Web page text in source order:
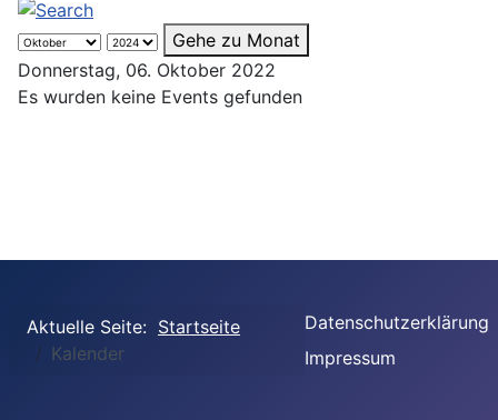
Gehe zu Monat
Donnerstag, 06. Oktober 2022
Es wurden keine Events gefunden
Aktuelle Seite: Startseite
Kalender
Datenschutzerklärung
Impressum